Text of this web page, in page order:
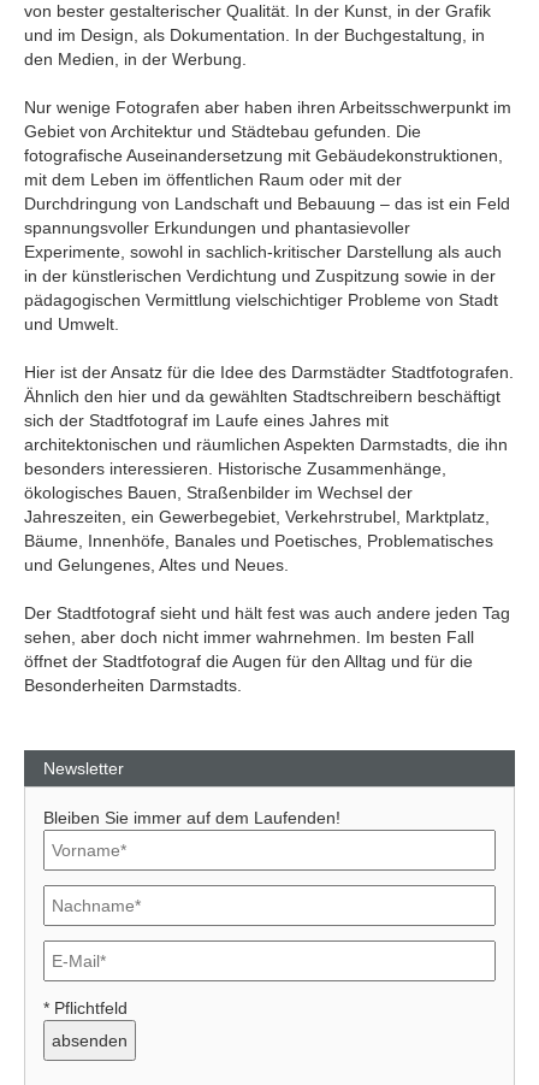
von bester gestalterischer Qualität. In der Kunst, in der Grafik
und im Design, als Dokumentation. In der Buchgestaltung, in
den Medien, in der Werbung.
Nur wenige Fotografen aber haben ihren Arbeitsschwerpunkt im
Gebiet von Architektur und Städtebau gefunden. Die
fotografische Auseinandersetzung mit Gebäudekonstruktionen,
mit dem Leben im öffentlichen Raum oder mit der
Durchdringung von Landschaft und Bebauung – das ist ein Feld
spannungsvoller Erkundungen und phantasievoller
Experimente, sowohl in sachlich-kritischer Darstellung als auch
in der künstlerischen Verdichtung und Zuspitzung sowie in der
pädagogischen Vermittlung vielschichtiger Probleme von Stadt
und Umwelt.
Hier ist der Ansatz für die Idee des Darmstädter Stadtfotografen.
Ähnlich den hier und da gewählten Stadtschreibern beschäftigt
sich der Stadtfotograf im Laufe eines Jahres mit
architektonischen und räumlichen Aspekten Darmstadts, die ihn
besonders interessieren. Historische Zusammenhänge,
ökologisches Bauen, Straßenbilder im Wechsel der
Jahreszeiten, ein Gewerbegebiet, Verkehrstrubel, Marktplatz,
Bäume, Innenhöfe, Banales und Poetisches, Problematisches
und Gelungenes, Altes und Neues.
Der Stadtfotograf sieht und hält fest was auch andere jeden Tag
sehen, aber doch nicht immer wahrnehmen. Im besten Fall
öffnet der Stadtfotograf die Augen für den Alltag und für die
Besonderheiten Darmstadts.
Newsletter
Bleiben Sie immer auf dem Laufenden!
* Pflichtfeld